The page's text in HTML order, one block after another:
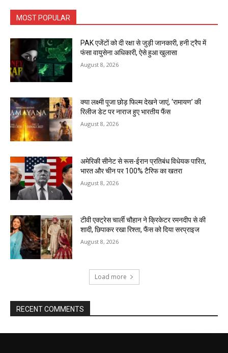
MOST POPULAR
PAK एजेंटों को दी रक्षा से जुड़ी जानकारी, हनी ट्रैप में
फंसा वायुसेना अधिकारी, ऐसे हुआ खुलासा
August 8, 2026
क्या लक्ष्मी पूजा छोड़ फिल्म देखने जाएं, ‘रामायण’ की
रिलीज डेट पर नाराज हुए भारतीय फैंस
August 8, 2026
अमेरिकी सीनेट से रूस-ईरान प्रतिबंध विधेयक पारित,
भारत और चीन पर 100% टैरिफ का खतरा
August 8, 2026
टीवी एक्ट्रेस चार्ली चौहान ने क्रिकेटर रमनदीप से की
शादी, छिपाकर रखा रिश्ता, फैंस को दिया सरप्राइज
August 8, 2026
Load more
RECENT COMMENTS